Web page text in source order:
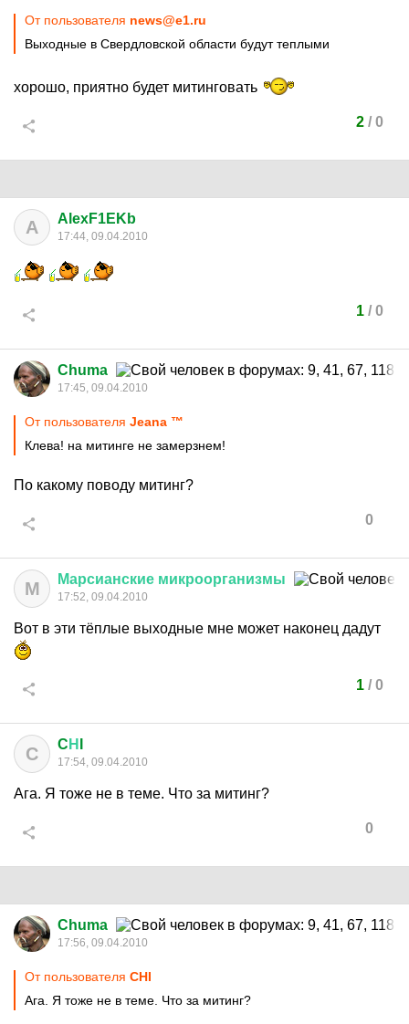
От пользователя news@e1.ru
Выходные в Свердловской области будут теплыми
хорошо, приятно будет митинговать
2/ 0
A AlexF1EKb
17:44, 09.04.2010
1/ 0
Chuma
17:45, 09.04.2010
От пользователя Jeana ™
Клева! на митинге не замерзнем!
По какому поводу митинг?
0
М Марсианские микроорганизмы
17:52, 09.04.2010
Вот в эти тёплые выходные мне может наконец дадут
1/ 0
C C Н
17:54, 09.04.2010
Ага. Я тоже не в теме. Что за митинг?
0
Chuma
17:56, 09.04.2010
От пользователя CНI
Ага. Я тоже не в теме. Что за митинг?